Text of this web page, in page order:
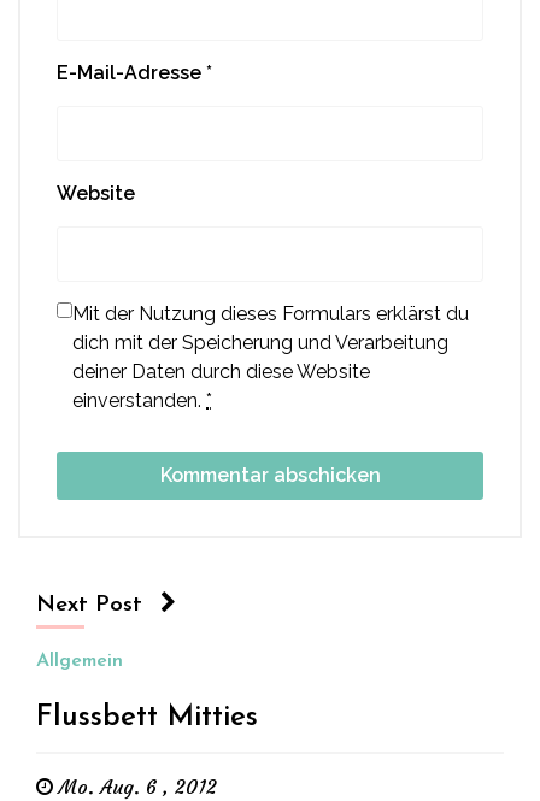
E-Mail-Adresse *
Website
Mit der Nutzung dieses Formulars erklärst du
dich mit der Speicherung und Verarbeitung
deiner Daten durch diese Website
einverstanden. *
Next Post
Allgemein
Flussbett Mitties
Mo. Aug. 6 , 2012